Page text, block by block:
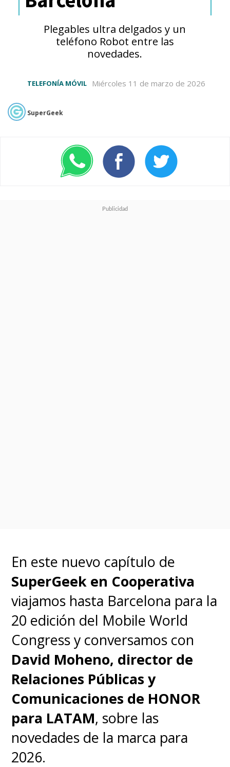
Plegables ultra delgados y un
teléfono Robot entre las
novedades.
Miércoles 11 de marzo de 2026
TELEFONÍA MÓVIL
SuperGeek
En este nuevo capítulo de
SuperGeek en Cooperativa
viajamos hasta Barcelona para la
20 edición del Mobile World
Congress y conversamos con
David Moheno, director de
Relaciones Públicas y
Comunicaciones de HONOR
para LATAM, sobre las
novedades de la marca para
2026.